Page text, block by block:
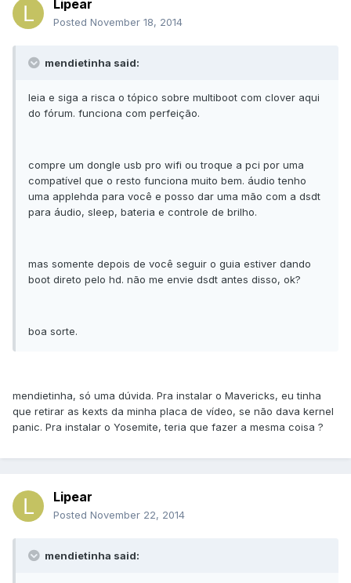
Lipear
Posted November 18, 2014
mendietinha said:
leia e siga a risca o tópico sobre multiboot com clover aqui
do fórum. funciona com perfeição.
compre um dongle usb pro wifi ou troque a pci por uma
compatível que o resto funciona muito bem. áudio tenho
uma applehda para você e posso dar uma mão com a dsdt
para áudio, sleep, bateria e controle de brilho.
mas somente depois de você seguir o guia estiver dando
boot direto pelo hd. não me envie dsdt antes disso, ok?
boa sorte.
mendietinha, só uma dúvida. Pra instalar o Mavericks, eu tinha
que retirar as kexts da minha placa de vídeo, se não dava kernel
panic. Pra instalar o Yosemite, teria que fazer a mesma coisa ?
Lipear
Posted November 22, 2014
mendietinha said: